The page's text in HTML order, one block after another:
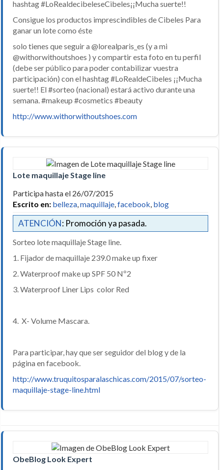
hashtag#‎LoRealdecibeleseCibeles‬¡¡Mucha suerte!!
Consigue los productos imprescindibles de Cibeles Para
ganar un lote como éste
solo tienes que seguir a @lorealparis_es (y a mi
@withorwithoutshoes ) y compartir esta foto en tu perfil
(debe ser público para poder contabilizar vuestra
participación) con el hashtag #LoRealdeCibeles ¡¡Mucha
suerte!! El #sorteo (nacional) estará activo durante una
semana. #makeup #cosmetics #beauty
http://www.withorwithoutshoes.com
Lote maquillaje Stage line
Participa hasta el 26/07/2015
Escrito en: belleza maquillaje facebook blog
ATENCIÓN: Promoción ya pasada.
Sorteo lote maquillaje Stage line.
1. Fijador de maquillaje 239.0 make up fixer
2. Waterproof make up SPF 50 Nº2
3. Waterproof Liner Lips color Red
4. X- Volume Mascara.
Para participar, hay que ser seguidor del blog y de la
página en facebook.
http://www.truquitosparalaschicas.com/2015/07/sorteo-
maquillaje-stage-line.html
ObeBlog Look Expert